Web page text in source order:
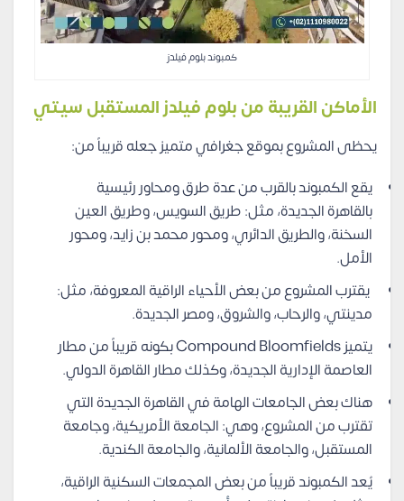
كمبوند بلوم فيلدز
الأماكن القريبة من بلوم فيلدز المستقبل سيتي
يحظى المشروع بموقع جغرافي متميز جعله قريباً من:
يقع الكمبوند بالقرب من عدة طرق ومحاور رئيسية
بالقاهرة الجديدة، مثل: طريق السويس، وطريق العين
السخنة، والطريق الدائري، ومحور محمد بن زايد، ومحور
الأمل.
يقترب المشروع من بعض الأحياء الراقية المعروفة، مثل:
مدينتي، والرحاب، والشروق، ومصر الجديدة.
يتميز Compound Bloomfields بكونه قريباً من مطار
العاصمة الإدارية الجديدة، وكذلك مطار القاهرة الدولي.
هناك بعض الجامعات الهامة في القاهرة الجديدة التي
تقترب من المشروع، وهي: الجامعة الأمريكية، وجامعة
المستقبل، والجامعة الألمانية، والجامعة الكندية.
يُعد الكمبوند قريباً من بعض المجمعات السكنية الراقية،